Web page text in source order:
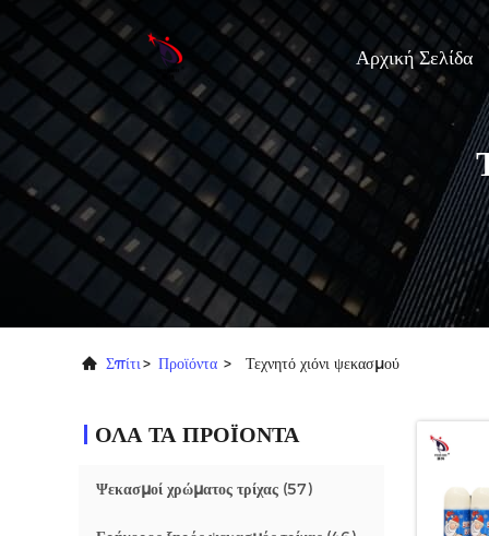
Αρχική Σελίδα
Σπίτι> Προϊόντα > Τεχνητό χιόνι ψεκασμού
ΟΛΑ ΤΑ ΠΡΟΪΟΝΤΑ
Ψεκασμοί χρώματος τρίχας (57)